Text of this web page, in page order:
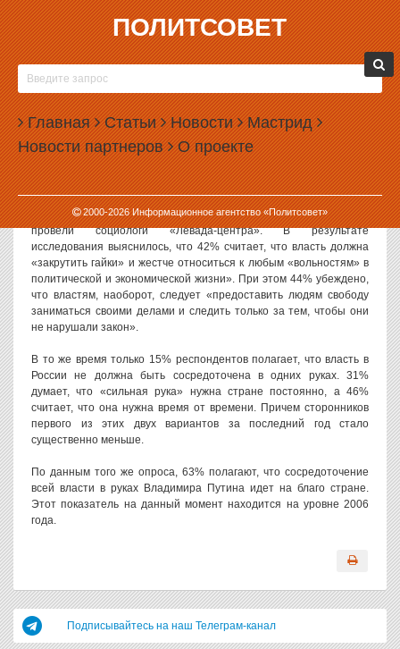
ПОЛИТСОВЕТ
Главная Статьи Новости Мастрид
Новости партнеров О проекте
2000-2026Информационное агентство «Политсовет»
08.04.2014, 16:43
РОССИЯНЕ НЕ МОГУТ ВЫБРАТЬ МЕЖДУ
«ГАЙКАМИ» И СВОБОДОЙ
Мнения россиян о том, стоит ли в стране закручивать гайки либо
же дать людям свободу, разделились поровну. При этом
большинство жителей считает, что России время от времени
нужна «сильная рука».
Опрос, посвященный отношению россиян к единовластию,
провели социологи «Левада-центра». В результате
исследования выяснилось, что 42% считает, что власть должна
«закрутить гайки» и жестче относиться к любым «вольностям» в
политической и экономической жизни». При этом 44% убеждено,
что властям, наоборот, следует «предоставить людям свободу
заниматься своими делами и следить только за тем, чтобы они
не нарушали закон».
В то же время только 15% респондентов полагает, что власть в
России не должна быть сосредоточена в одних руках. 31%
думает, что «сильная рука» нужна стране постоянно, а 46%
считает, что она нужна время от времени. Причем сторонников
первого из этих двух вариантов за последний год стало
существенно меньше.
По данным того же опроса, 63% полагают, что сосредоточение
всей власти в руках Владимира Путина идет на благо стране.
Этот показатель на данный момент находится на уровне 2006
года.
Подписывайтесь на наш Телеграм-канал